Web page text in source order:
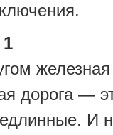
железная
дорога —
И